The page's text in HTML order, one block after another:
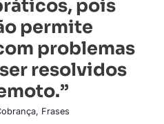
pois
permite
problemas
resolvidos
, Frases